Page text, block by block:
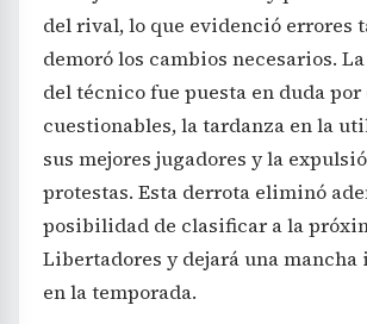
del rival, lo que evidenció errores
demoró los cambios necesarios.
del técnico fue puesta en duda
cuestionables, la tardanza en la
sus mejores jugadores y la
protestas. Esta derrota eliminó
posibilidad de clasificar a la
Libertadores y dejará una mancha
en la temporada.